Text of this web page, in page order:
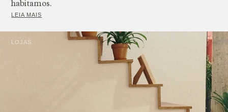
habitamos.
LEIA MAIS
LOJAS